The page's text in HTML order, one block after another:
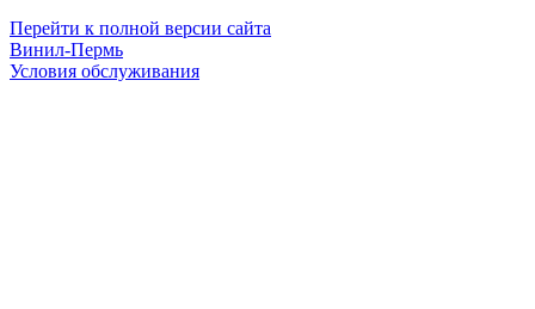
Перейти к полной версии сайта
Винил-Пермь
Условия обслуживания